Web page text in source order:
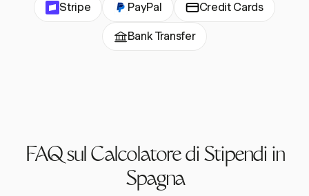
Stripe PayPal Credit Cards
Bank Transfer
FAQ sul Calcolatore di Stipendi in
Spagna